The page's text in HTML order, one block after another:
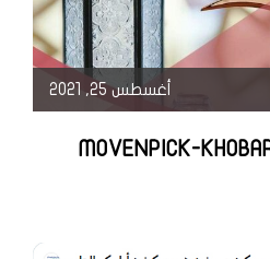
أغسطس 25, 2021